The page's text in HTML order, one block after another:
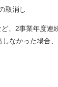
取消し
、2事業年度連
なかった場合